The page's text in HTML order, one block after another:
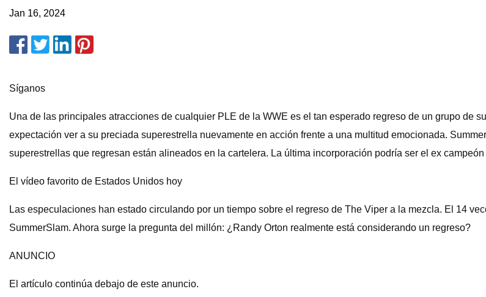
Jan 16, 2024
Síganos
Una de las principales atracciones de cualquier PLE de la WWE es el tan esperado regreso de un grupo de
expectación ver a su preciada superestrella nuevamente en acción frente a una multitud emocionada.
superestrellas que regresan están alineados en la cartelera. La última incorporación podría ser el ex
El vídeo favorito de Estados Unidos hoy
Las especulaciones han estado circulando por un tiempo sobre el regreso de The Viper a la mezcla. El 14
SummerSlam. Ahora surge la pregunta del millón: ¿Randy Orton realmente está considerando un regreso?
ANUNCIO
El artículo continúa debajo de este anuncio.